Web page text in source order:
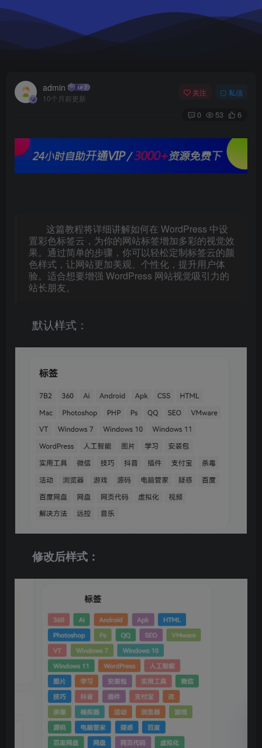
admin
10个月前更新
关注 私信
0 53 6
这篇教程将详细讲解如何在 WordPress 中设
置彩色标签云，为你的网站标签增加多彩的视觉效
果。通过简单的步骤，你可以轻松定制标签云的颜
色样式，让网站更加美观、个性化，提升用户体
验。适合想要增强 WordPress 网站视觉吸引力的
站长朋友。
默认样式：
修改后样式：